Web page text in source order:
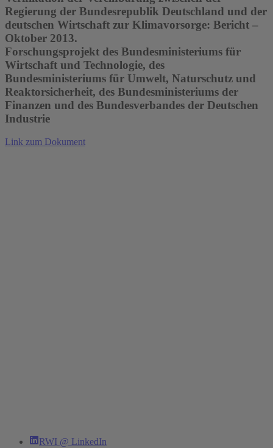
Regierung der Bundesrepublik Deutschland und der
deutschen Wirtschaft zur Klimavorsorge: Bericht –
Oktober 2013.
Forschungsprojekt des Bundesministeriums für
Wirtschaft und Technologie, des
Bundesministeriums für Umwelt, Naturschutz und
Reaktorsicherheit, des Bundesministeriums der
Finanzen und des Bundesverbandes der Deutschen
Industrie
Link zum Dokument
RWI @ LinkedIn